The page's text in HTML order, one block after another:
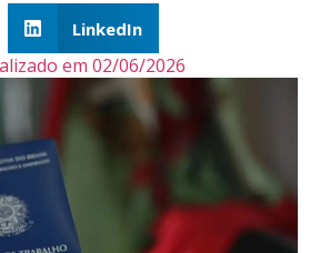
LinkedIn
em 02/06/2026